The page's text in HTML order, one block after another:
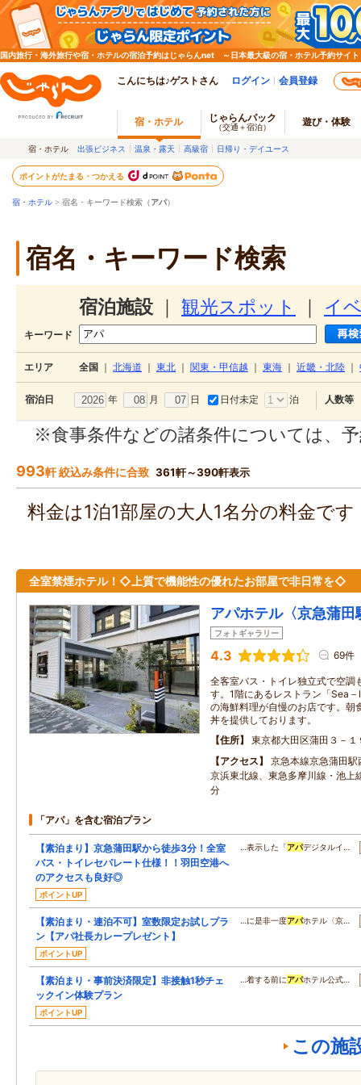
国内旅行・海外旅行や宿・ホテルの宿泊予約はじゃらんnet ～日本最大級の宿・ホテル予約サイト
こんにちは♪ゲストさん ログイン 会員登録
宿・ホテル じゃらんパック
（交通＋宿泊） 遊び・体験
宿・ホテル 出張ビジネス 温泉・露天 高級宿 日帰り・デイユース
ポイントがたまる・つかえる
宿・ホテル > 宿名・キーワード検索（アパ）
宿名・キーワード検索
宿泊施設 観光スポット イ
キーワード
エリア 全国 北海道 東北 関東・甲信越 東海 近畿・北陸
宿泊日 年 月 日 日付未定 泊 人数等
※食事条件などの諸条件については、
993軒 絞込み条件に合致 361軒～390軒表示
料金は1泊1部屋の大人1名分の料金で
全室禁煙ホテル！◇上質で機能性の優れたお部屋で非日常を◇
アパホテル〈京急蒲田
フォトギャラリー
4.3 69件
全客室バス・トイレ独立式で空調
す。1階にあるレストラン「Sea
の海鮮料理が自慢のお店です。朝
丼を提供しております。
住所
東京都大田区蒲田３－１
アクセス
京急本線京急蒲田
京浜東北線、東急多摩川線・池上
分
「アパ」を含む宿泊プラン
【素泊まり】京急蒲田駅から徒歩3分！全室
バス・トイレセパレート仕様！！羽田空港へ
のアクセスも良好◎
ポイントUP
…表示した「アパデジタルイ…
【素泊まり・連泊不可】室数限定お試しプラ
ン【アパ社長カレープレゼント】
ポイントUP
…に是非一度アパホテル〈京…
【素泊まり・事前決済限定】非接触1秒チェ
ックイン体験プラン
ポイントUP
…着する前にアパホテル公式…
この施